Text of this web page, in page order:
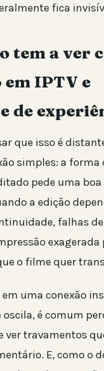
fica
tem a ver
IPTV e
de
que isso é
simples: a forma
pede uma boa
a edição
falhas
o filme quer
em uma conexão
oscila, é comum
ver travamentos
E, como o